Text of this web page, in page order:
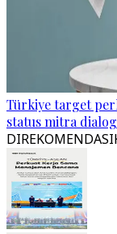
Türkiye target
status mitra dialog